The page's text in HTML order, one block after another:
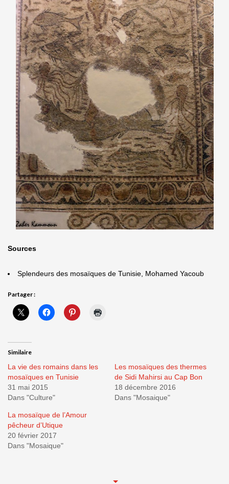
Sources
Splendeurs des mosaïques de Tunisie, Mohamed Yacoub
Partager :
Similaire
La vie des romains dans les
mosaïques en Tunisie
31 mai 2015
Dans "Culture"
Les mosaïques des thermes
de Sidi Mahirsi au Cap Bon
18 décembre 2016
Dans "Mosaique"
La mosaïque de l’Amour
pêcheur d’Utique
20 février 2017
Dans "Mosaique"